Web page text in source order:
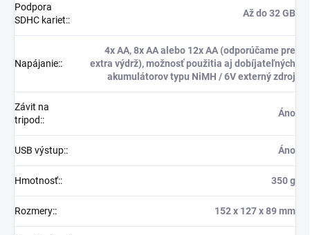
Podpora
SDHC kariet::
Až do 32 GB
Napájanie::
4x AA, 8x AA alebo 12x AA (odporúčame pre
extra výdrž), možnosť použitia aj dobíjateľných
akumulátorov typu NiMH / 6V externý zdroj
Závit na
tripod::
Áno
USB výstup:: Áno
Hmotnosť:: 350 g
Rozmery:: 152 x 127 x 89 mm